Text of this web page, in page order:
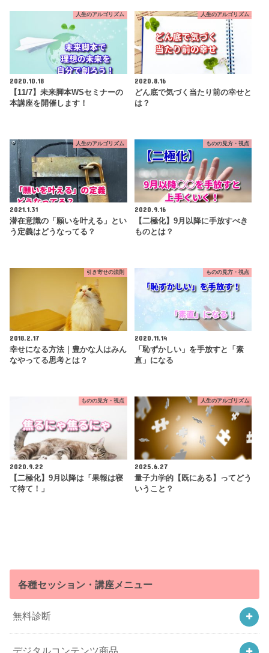
人生のアルゴリズム
2020.10.18
【11/7】未来脚本WSセミナーの
本講座を開催します！
人生のアルゴリズム
2020.8.16
どん底で気づく当たり前の幸せと
は？
人生のアルゴリズム
2021.1.31
潜在意識の「願いを叶える」とい
う定義はどうなってる？
ものの見方・視点
2020.9.16
【二極化】9月以降に手放すべき
ものとは？
引き寄せの法則
2018.2.17
幸せになる方法｜豊かな人はみん
なやってる思考とは？
ものの見方・視点
2020.11.14
「恥ずかしい」を手放すと「素
直」になる
ものの見方・視点
2020.9.22
【二極化】9月以降は「果報は寝
て待て！」
人生のアルゴリズム
2025.6.27
量子力学的【既にある】ってどう
いうこと？
各種セッション・講座メニュー
無料診断
デジタルコンテンツ商品